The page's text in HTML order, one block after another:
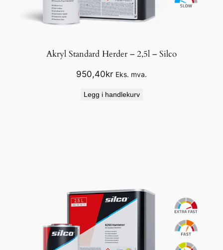
Akryl Standard Herder – 2,5l – Silco
950,40kr Eks. mva.
Legg i handlekurv